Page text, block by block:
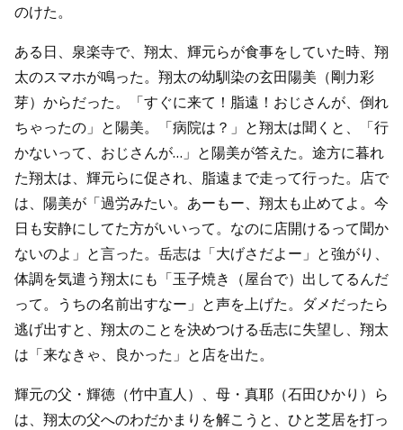
のけた。
ある日、泉楽寺で、翔太、輝元らが食事をしていた時、翔
太のスマホが鳴った。翔太の幼馴染の玄田陽美（剛力彩
芽）からだった。「すぐに来て！脂遠！おじさんが、倒れ
ちゃったの」と陽美。「病院は？」と翔太は聞くと、「行
かないって、おじさんが…」と陽美が答えた。途方に暮れ
た翔太は、輝元らに促され、脂遠まで走って行った。店で
は、陽美が「過労みたい。あーもー、翔太も止めてよ。今
日も安静にしてた方がいいって。なのに店開けるって聞か
ないのよ」と言った。岳志は「大げさだよー」と強がり、
体調を気遣う翔太にも「玉子焼き（屋台で）出してるんだ
って。うちの名前出すなー」と声を上げた。ダメだったら
逃げ出すと、翔太のことを決めつける岳志に失望し、翔太
は「来なきゃ、良かった」と店を出た。
輝元の父・輝徳（竹中直人）、母・真耶（石田ひかり）ら
は、翔太の父へのわだかまりを解こうと、ひと芝居を打っ